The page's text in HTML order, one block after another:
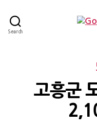
Search
고흥군